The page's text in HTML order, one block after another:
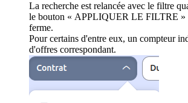
La recherche est relancée avec le filtre
le bouton « APPLIQUER LE FILTRE »
ferme.
Pour certains d'entre eux, un compteur
d'offres correspondant.